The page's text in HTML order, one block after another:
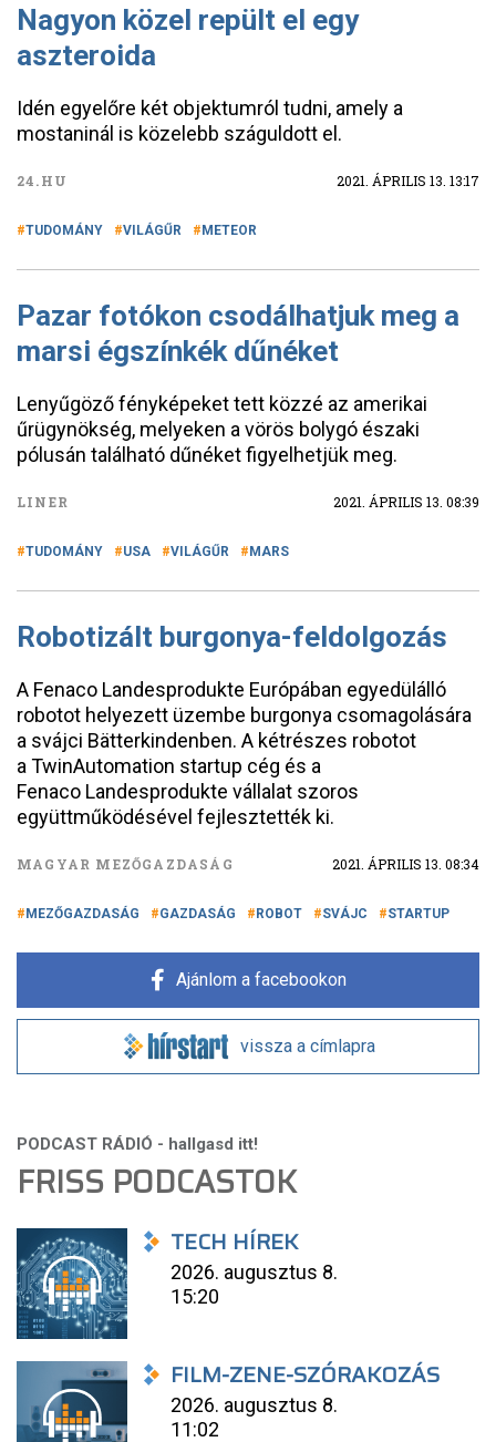
Nagyon közel repült el egy
aszteroida
Idén egyelőre két objektumról tudni, amely a
mostaninál is közelebb száguldott el.
24.HU 2021. ÁPRILIS 13. 13:17
TUDOMÁNY VILÁGŰR METEOR
Pazar fotókon csodálhatjuk meg a
marsi égszínkék dűnéket
Lenyűgöző fényképeket tett közzé az amerikai
űrügynökség, melyeken a vörös bolygó északi
pólusán található dűnéket figyelhetjük meg.
LINER 2021. ÁPRILIS 13. 08:39
TUDOMÁNY USA VILÁGŰR MARS
Robotizált burgonya-feldolgozás
A Fenaco Landesprodukte Európában egyedülálló
robotot helyezett üzembe burgonya csomagolására
a svájci Bät­terkindenben. A kétrészes robotot
a TwinAutomation startup cég és a
Fenaco Landesprodukte vállalat szoros
együttműködésével fejlesztették ki.
MAGYAR MEZŐGAZDASÁG 2021. ÁPRILIS 13. 08:34
MEZŐGAZDASÁG GAZDASÁG ROBOT SVÁJC STARTUP
Ajánlom a facebookon
vissza a címlapra
FRISS PODCASTOK
TECH HÍREK
2026. augusztus 8.
15:20
FILM-ZENE-SZÓRAKOZÁS
2026. augusztus 8.
11:02